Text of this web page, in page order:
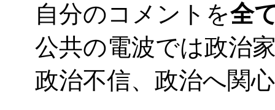
自分のコメントを全
公共の電波では政治
政治不信、政治へ関